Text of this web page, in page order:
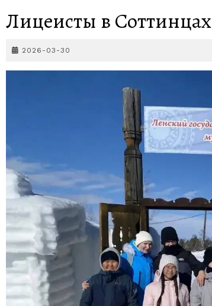
Лицеисты в Соттинцах
2026-03-30
30